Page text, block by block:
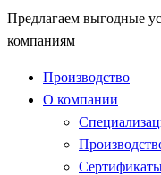
Предлагаем выгодные
компаниям
Производство
О компании